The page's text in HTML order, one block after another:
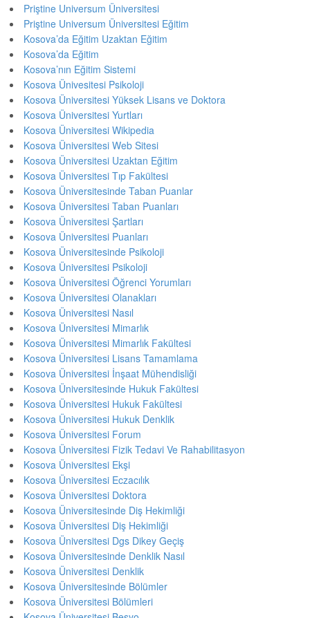
Priştine Universum Üniversitesi
Priştine Universum Üniversitesi Eğitim
Kosova’da Eğitim Uzaktan Eğitim
Kosova’da Eğitim
Kosova’nın Eğitim Sistemi
Kosova Ünivesitesi Psikoloji
Kosova Üniversitesi Yüksek Lisans ve Doktora
Kosova Üniversitesi Yurtları
Kosova Üniversitesi Wikipedia
Kosova Üniversitesi Web Sitesi
Kosova Üniversitesi Uzaktan Eğitim
Kosova Üniversitesi Tıp Fakültesi
Kosova Üniversitesinde Taban Puanlar
Kosova Üniversitesi Taban Puanları
Kosova Üniversitesi Şartları
Kosova Üniversitesi Puanları
Kosova Üniversitesinde Psikoloji
Kosova Üniversitesi Psikoloji
Kosova Üniversitesi Öğrenci Yorumları
Kosova Üniversitesi Olanakları
Kosova Üniversitesi Nasıl
Kosova Üniversitesi Mimarlık
Kosova Üniversitesi Mimarlık Fakültesi
Kosova Üniversitesi Lisans Tamamlama
Kosova Üniversitesi İnşaat Mühendisliği
Kosova Üniversitesinde Hukuk Fakültesi
Kosova Üniversitesi Hukuk Fakültesi
Kosova Üniversitesi Hukuk Denklik
Kosova Üniversitesi Forum
Kosova Üniversitesi Fizik Tedavi Ve Rahabilitasyon
Kosova Üniversitesi Ekşi
Kosova Üniversitesi Eczacılık
Kosova Üniversitesi Doktora
Kosova Üniversitesinde Diş Hekimliği
Kosova Üniversitesi Diş Hekimliği
Kosova Üniversitesi Dgs Dikey Geçiş
Kosova Üniversitesinde Denklik Nasıl
Kosova Üniversitesi Denklik
Kosova Üniversitesinde Bölümler
Kosova Üniversitesi Bölümleri